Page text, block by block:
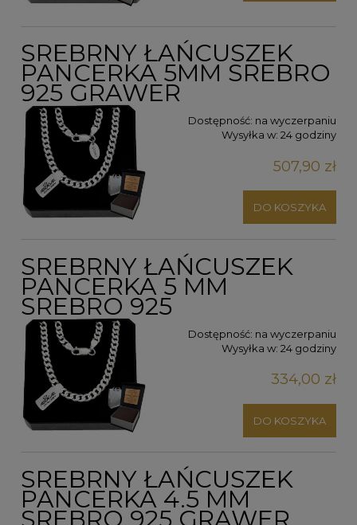
SREBRNY ŁAŃCUSZEK
PANCERKA 5MM SREBRO
925 GRAWER
Dostępność: na wyczerpaniu
Wysyłka w: 24 godziny
507,90 zł
DO KOSZYKA
SREBRNY ŁAŃCUSZEK
PANCERKA 5 MM
SREBRO 925
Dostępność: na wyczerpaniu
Wysyłka w: 24 godziny
334,00 zł
DO KOSZYKA
SREBRNY ŁAŃCUSZEK
PANCERKA 4.5 MM
SREBRO 925 GRAWER